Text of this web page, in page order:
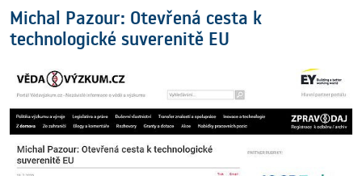
Michal Pazour: Otevřená cesta k
technologické suverenitě EU